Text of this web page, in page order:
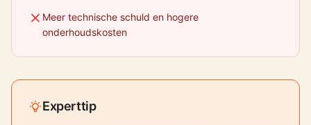
Meer technische schuld en hogere
onderhoudskosten
Experttip